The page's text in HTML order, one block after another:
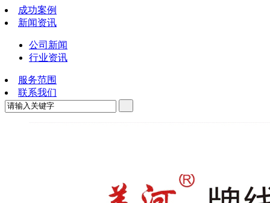
成功案例
新闻资讯
公司新闻
行业资讯
服务范围
联系我们